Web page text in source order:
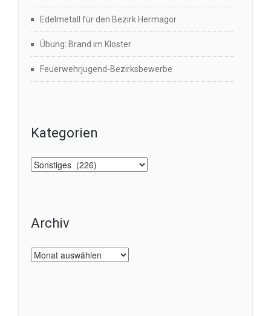
Edelmetall für den Bezirk Hermagor
Übung: Brand im Kloster
Feuerwehrjugend-Bezirksbewerbe
Kategorien
Kategorien
Archiv
Archiv